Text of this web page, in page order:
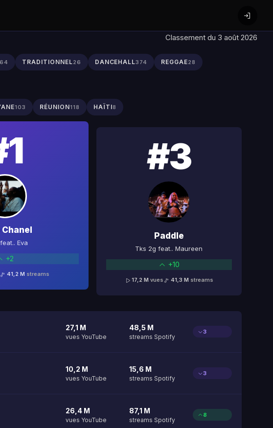
Classement du 3 août 2026
TRADITIONNEL26 DANCEHALL374 REGGAE28
103 RÉUNION118 HAÏTI8
Eva
+2
41,2 M streams
#3
Paddle
Tks 2g feat.. Maureen
+10
17,2 M vues 41,3 M streams
27,1 M
vues YouTube
48,5 M
streams Spotify
3
10,2 M
vues YouTube
15,6 M
streams Spotify
3
26,4 M
vues YouTube
87,1 M
streams Spotify
8